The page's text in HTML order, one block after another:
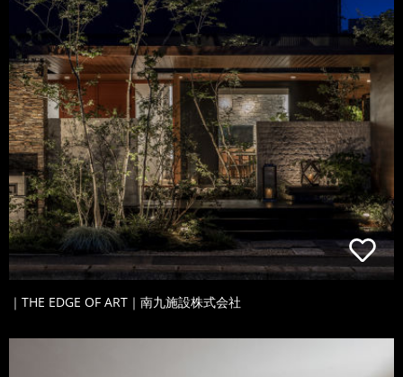
｜THE EDGE OF ART｜南九施設株式会社